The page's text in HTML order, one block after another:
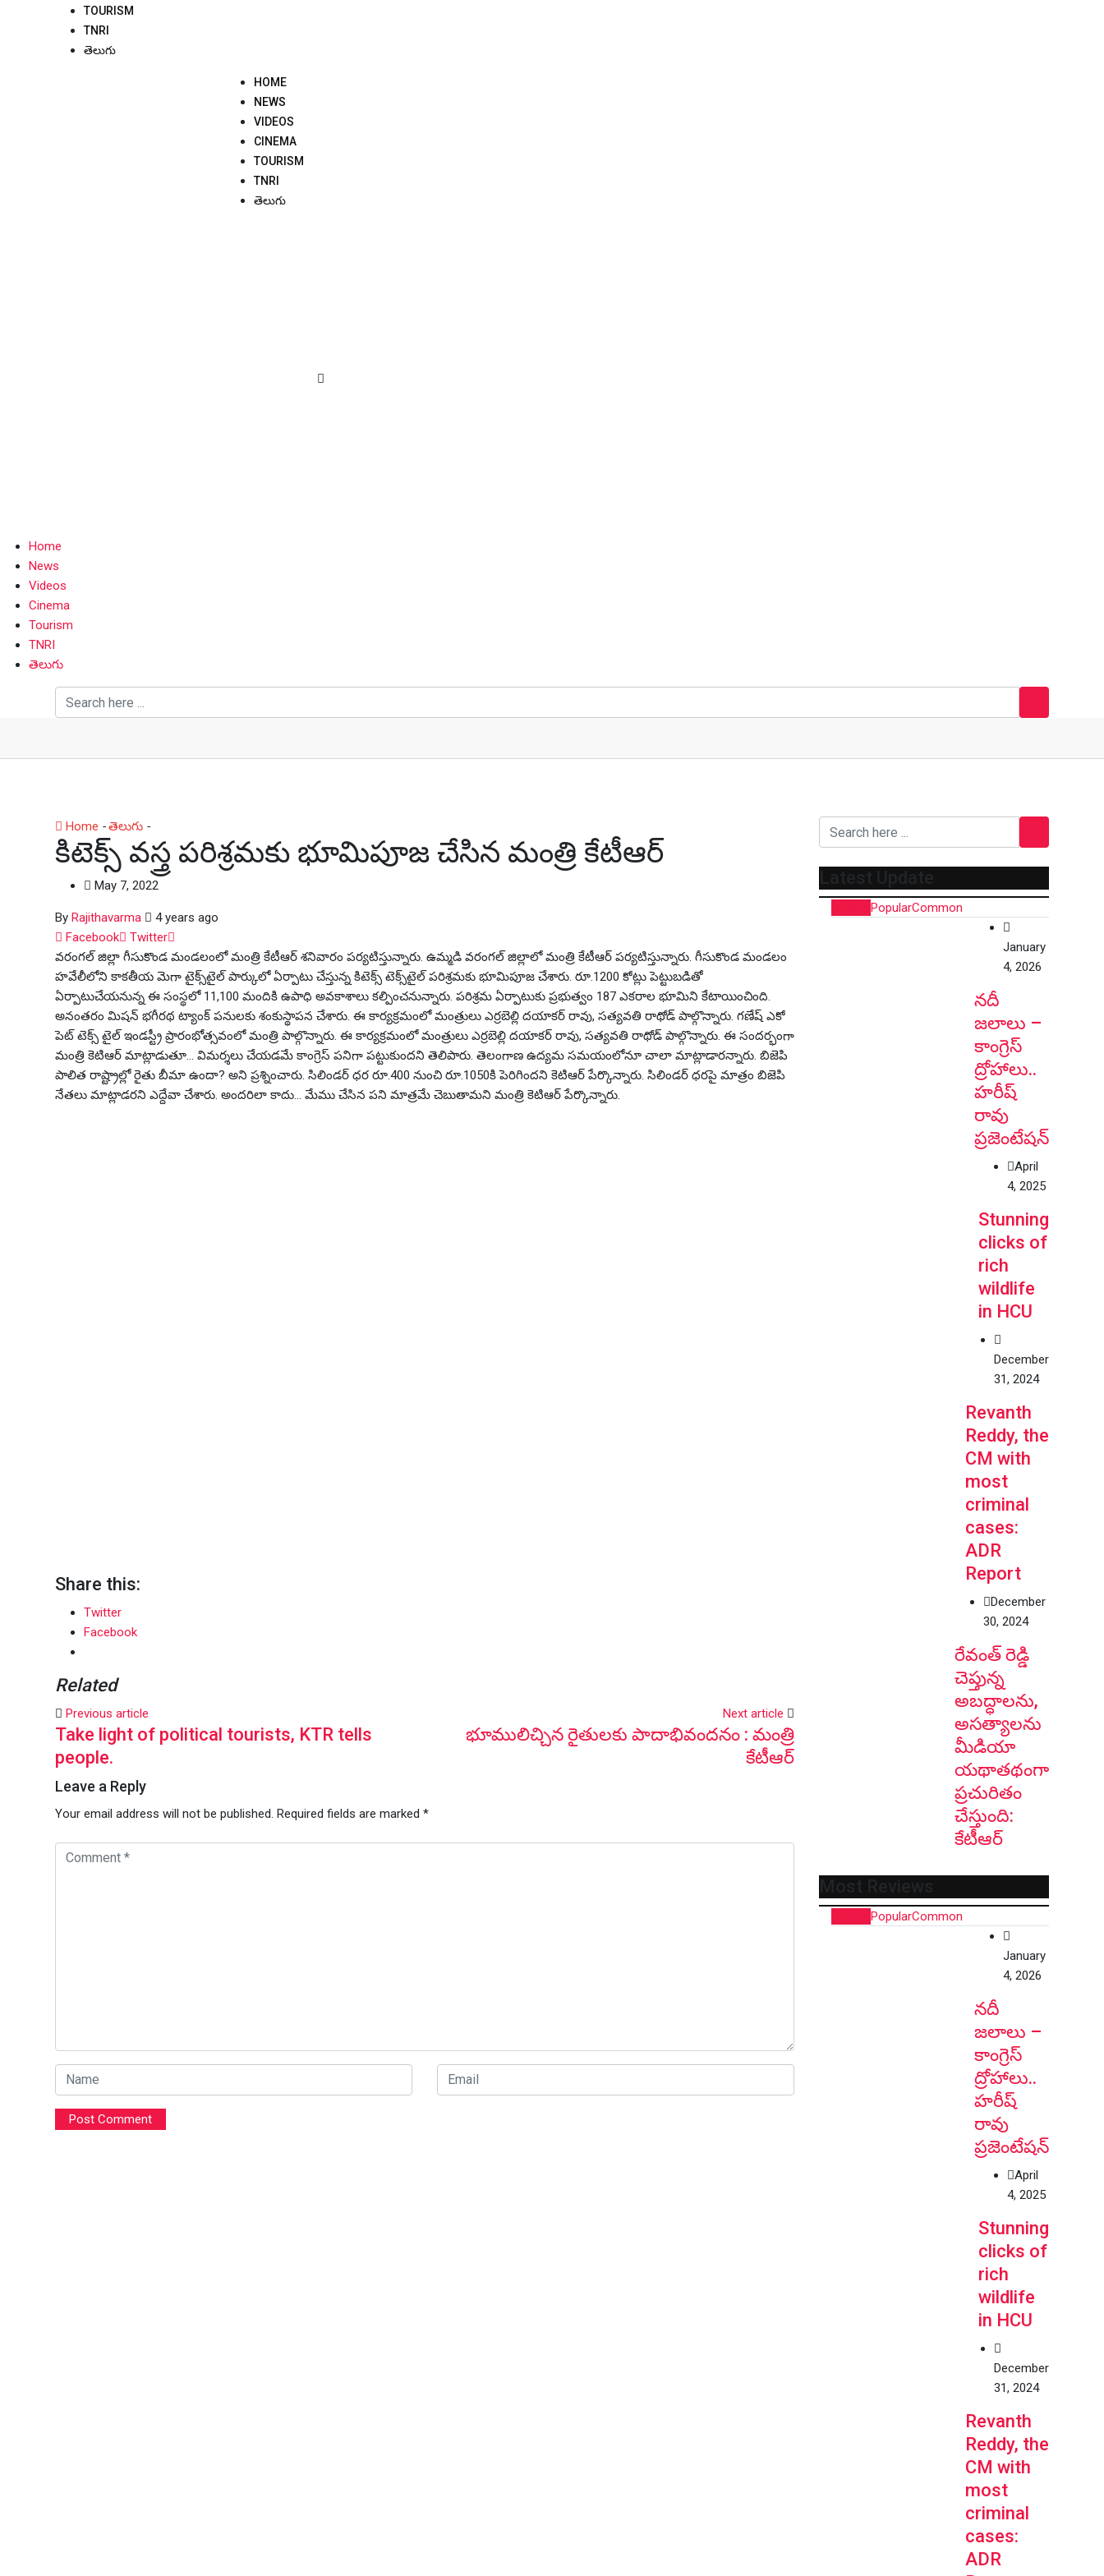
TOURISM
TNRI
తెలుగు
HOME
NEWS
VIDEOS
CINEMA
TOURISM
TNRI
తెలుగు
Home
News
Videos
Cinema
Tourism
TNRI
తెలుగు
Home -తెలుగు -
కిటెక్స్ వస్త్ర పరిశ్రమకు భూమిపూజ చేసిన మంత్రి కేటీఆర్
May 7, 2022
By Rajithavarma
4 years ago
Facebook
Twitter
వరంగల్ జిల్లా గీసుకొండ మండలంలో మంత్రి కేటీఆర్ శనివారం పర్యటిస్తున్నారు. ఉమ్మడి వరంగల్‌ జిల్లాలో మంత్రి కేటీఆర్‌ పర్యటిస్తున్నారు. గీసుకొండ మండలం
హవేలీలోని కాకతీయ మెగా టైక్స్‌టైల్‌ పార్కులో ఏర్పాటు చేస్తున్న కిటెక్స్‌ టెక్స్‌టైల్‌ పరిశ్రమకు భూమిపూజ చేశారు. రూ.1200 కోట్లు పెట్టుబడితో
ఏర్పాటుచేయనున్న ఈ సంస్థలో 11,100 మందికి ఉపాధి అవకాశాలు కల్పించనున్నారు. పరిశ్రమ ఏర్పాటుకు ప్రభుత్వం 187 ఎకరాల భూమిని కేటాయించింది.
అనంతరం మిషన్‌ భగీరథ ట్యాంక్‌ పనులకు శంకుస్థాపన చేశారు. ఈ కార్యక్రమంలో మంత్రులు ఎర్రబెల్లి దయాకర్‌ రావు, సత్యవతి రాథోడ్‌ పాల్గొన్నారు. గణేష్ ఎకో
పెట్ టెక్స్ టైల్ ఇండస్ట్రీ ప్రారంభోత్సవంలో మంత్రి పాల్గొన్నారు. ఈ కార్యక్రమంలో మంత్రులు ఎర్రబెల్లి దయాకర్ రావు, సత్యవతి రాథోడ్ పాల్గొన్నారు. ఈ సందర్భంగా
మంత్రి కెటిఆర్ మాట్లాడుతూ… విమర్శలు చేయడమే కాంగ్రెస్ పనిగా పట్టుకుందని తెలిపారు. తెలంగాణ ఉద్యమ సమయంలోనూ చాలా మాట్లాడారన్నారు. బిజెపి
పాలిత రాష్ట్రాల్లో రైతు బీమా ఉందా? అని ప్రశ్నించారు. సిలిండర్ ధర రూ.400 నుంచి రూ.1050కి పెరిగిందని కెటిఆర్ పేర్కొన్నారు. సిలిండర్ ధరపై మాత్రం బిజెపి
నేతలు మాట్లాడరని ఎద్దేవా చేశారు. అందరిలా కాదు… మేము చేసిన పని మాత్రమే చెబుతామని మంత్రి కెటిఆర్ పేర్కొన్నారు.
Share this:
Twitter
Facebook
Related
Previous article
Take light of political tourists, KTR tells
people.
Next article
భూములిచ్చిన రైతులకు పాదాభివందనం : మంత్రి
కేటీఆర్
Leave a Reply
Your email address will not be published. Required fields are marked *
Latest Update
PopularCommon
January
4, 2026
నదీ
జలాలు –
కాంగ్రెస్
ద్రోహాలు..
హరీష్
రావు
ప్రజెంటేషన్
April
4, 2025
Stunning
clicks of
rich
wildlife
in HCU
December
31, 2024
Revanth
Reddy, the
CM with
most
criminal
cases:
ADR
Report
December
30, 2024
రేవంత్ రెడ్డి
చెప్తున్న
అబద్ధాలను,
అసత్యాలను
మీడియా
యథాతథంగా
ప్రచురితం
చేస్తుంది:
కేటీఆర్
Most Reviews
PopularCommon
January
4, 2026
నదీ
జలాలు –
కాంగ్రెస్
ద్రోహాలు..
హరీష్
రావు
ప్రజెంటేషన్
April
4, 2025
Stunning
clicks of
rich
wildlife
in HCU
December
31, 2024
Revanth
Reddy, the
CM with
most
criminal
cases:
ADR